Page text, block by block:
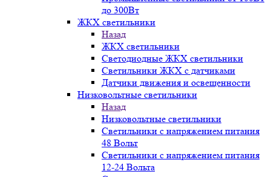
до 300Вт
ЖКХ светильники
Назад
ЖКХ светильники
Светодиодные ЖКХ светильники
Светильники ЖКХ с датчиками
Датчики движения и освещенности
Низковольтные светильники
Назад
Низковольтные светильники
Светильники с напряжением питания
48 Вольт
Светильники с напряжением питания
12-24 Вольта